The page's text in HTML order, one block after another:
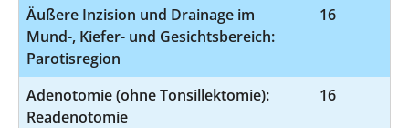
Äußere Inzision und Drainage im
Mund-, Kiefer- und Gesichtsbereich:
Parotisregion
16
Adenotomie (ohne Tonsillektomie):
Readenotomie
16